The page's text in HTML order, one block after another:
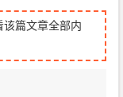
篇文章全部内